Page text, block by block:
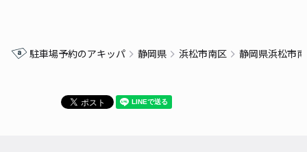
駐車場予約のアキッパ 静岡県 浜松市南区 静岡県浜松市